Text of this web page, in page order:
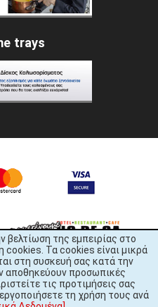
βελτίωση της εμπειρίας στο
cookies. Τα cookies είναι μικρά
στη συσκευή σας κατά την
αποθηκεύουν προσωπικές
τις προτιμήσεις σας
τη χρήση τους ανά
trays